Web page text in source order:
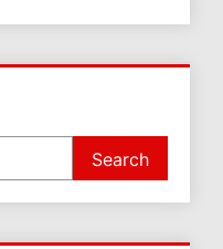
Search